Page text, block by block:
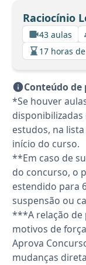
Raciocínio
43 aulas
17 horas
Conteúdo
*Se houver
estudos, na
início do curso.
**Em caso de
do concurso, o
estendido para
suspensão ou
***A relação de
motivos de
Aprova
mudanças